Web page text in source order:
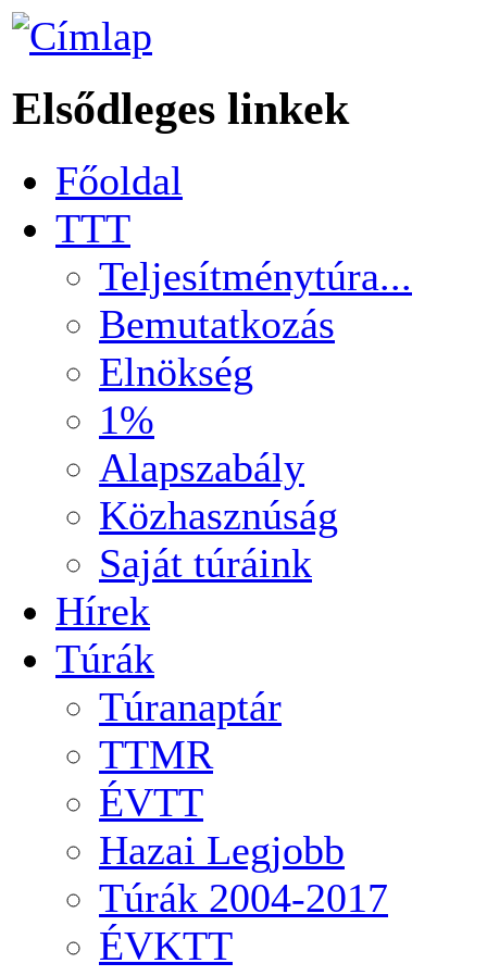
Elsődleges linkek
Főoldal
TTT
Teljesítménytúra...
Bemutatkozás
Elnökség
1%
Alapszabály
Közhasznúság
Saját túráink
Hírek
Túrák
Túranaptár
TTMR
ÉVTT
Hazai Legjobb
Túrák 2004-2017
ÉVKTT